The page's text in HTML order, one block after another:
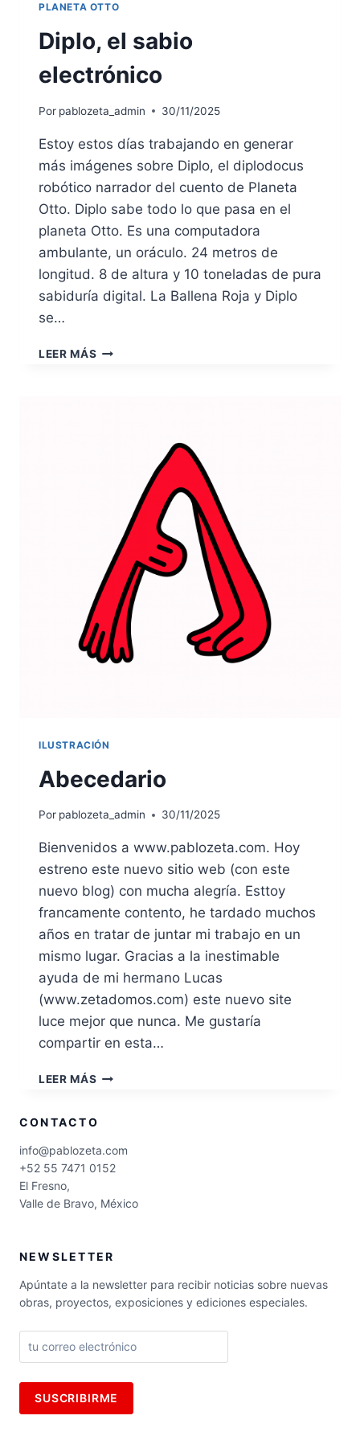
PLANETA OTTO
Diplo, el sabio
electrónico
Por pablozeta_admin 30/11/2025
Estoy estos días trabajando en generar
más imágenes sobre Diplo, el diplodocus
robótico narrador del cuento de Planeta
Otto. Diplo sabe todo lo que pasa en el
planeta Otto. Es una computadora
ambulante, un oráculo. 24 metros de
longitud. 8 de altura y 10 toneladas de pura
sabiduría digital. La Ballena Roja y Diplo
se…
LEER MÁS DIPLO,
ILUSTRACIÓN
Abecedario
Por pablozeta_admin 30/11/2025
Bienvenidos a www.pablozeta.com. Hoy
estreno este nuevo sitio web (con este
nuevo blog) con mucha alegría. Esttoy
francamente contento, he tardado muchos
años en tratar de juntar mi trabajo en un
mismo lugar. Gracias a la inestimable
ayuda de mi hermano Lucas
(www.zetadomos.com) este nuevo site
luce mejor que nunca. Me gustaría
compartir en esta…
LEER MÁS ABECEDARIO
CONTACTO
info@pablozeta.com
+52 55 7471 0152
El Fresno,
Valle de Bravo, México
NEWSLETTER
Apúntate a la newsletter para recibir noticias sobre nuevas
obras, proyectos, exposiciones y ediciones especiales.